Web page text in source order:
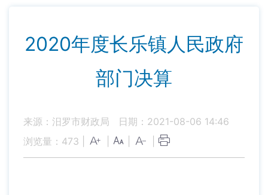
2020年度长乐镇人民政府
部门决算
来源：汨罗市财政局
日期：2021-08-06 14:46
浏览量： 473